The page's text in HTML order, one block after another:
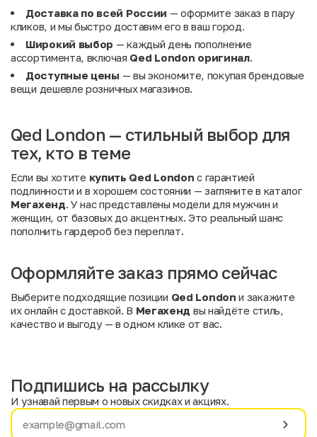
Доставка по всей России — оформите заказ в пару
кликов, и мы быстро доставим его в ваш город.
Широкий выбор — каждый день пополнение
ассортимента, включая Qed London оригинал.
Доступные цены — вы экономите, покупая брендовые
вещи дешевле розничных магазинов.
Qed London — стильный выбор для
тех, кто в теме
Если вы хотите купить Qed London с гарантией
подлинности и в хорошем состоянии — загляните в каталог
Мегахенд. У нас представлены модели для мужчин и
женщин, от базовых до акцентных. Это реальный шанс
пополнить гардероб без переплат.
Оформляйте заказ прямо сейчас
Выберите подходящие позиции Qed London и закажите
их онлайн с доставкой. В Мегахенд вы найдёте стиль,
качество и выгоду — в одном клике от вас.
Имя
Подпишись на рассылку
И узнавай первым о новых скидках и акциях.